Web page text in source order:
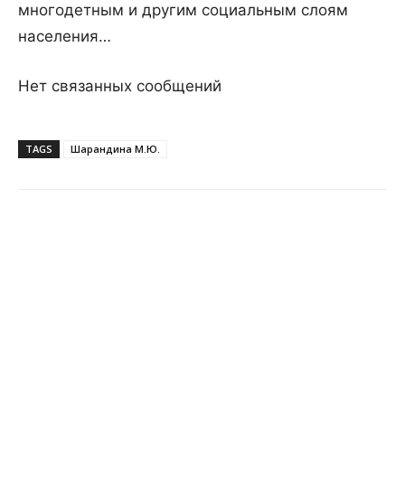
многодетным и другим социальным слоям
населения…
Нет связанных сообщений
TAGS Шарандина М.Ю.